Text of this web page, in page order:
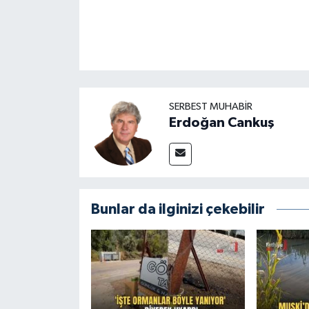
SERBEST MUHABIR
Erdoğan Cankuş
Bunlar da ilginizi çekebilir